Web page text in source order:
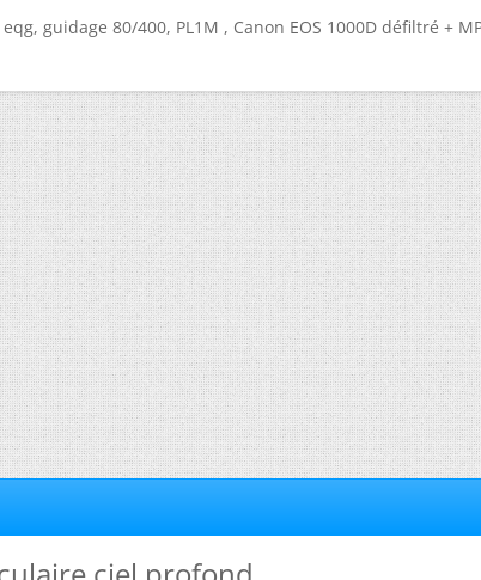
guidage 80/400, PL1M , Canon EOS 1000D défiltré +